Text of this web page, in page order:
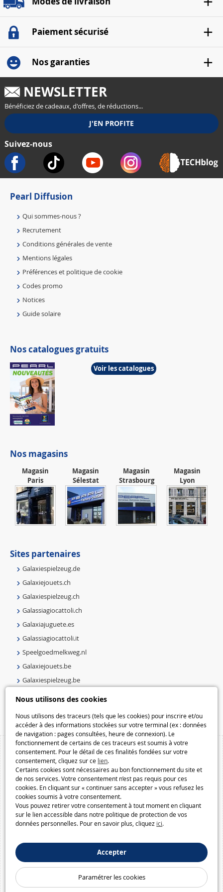
Nous utilisons des cookies
Nous utilisons des traceurs (tels que les cookies) pour inscrire et/ou
accéder à des informations stockées sur votre terminal (ex : données
de navigation : pages consultées, heure de connexion). Le
fonctionnement de certains de ces traceurs est soumis à votre
consentement. Pour le détail de ces finalités fondées sur votre
consentement, cliquez sur ce lien.
Certains cookies sont nécessaires au bon fonctionnement du site et
de nos services. Votre consentement n’est pas requis pour ces
cookies. En cliquant sur « continuer sans accepter » vous refusez les
cookies soumis à votre consentement.
Vous pouvez retirer votre consentement à tout moment en cliquant
sur le lien accessible dans notre politique de protection de vos
données personnelles. Pour en savoir plus, cliquez ici.
Accepter
Paramétrer les cookies
Paiement sécurisé
Nos garanties
NEWSLETTER
Bénéficiez de cadeaux, d'offres, de réductions...
Suivez-nous
Pearl Diffusion
Qui sommes-nous ?
Recrutement
Conditions générales de vente
Mentions légales
Préférences et politique de cookie
Codes promo
Notices
Guide solaire
Nos catalogues gratuits
Voir les catalogues
Nos magasins
Magasin
Paris
Magasin
Sélestat
Magasin
Strasbourg
Magasin
Lyon
Sites partenaires
Galaxiespielzeug.de
Galaxiejouets.ch
Galaxiespielzeug.ch
Galassiagiocattoli.ch
Galaxiajuguete.es
Galassiagiocattoli.it
Speelgoedmelkweg.nl
Galaxiejouets.be
Galaxiespielzeug.be